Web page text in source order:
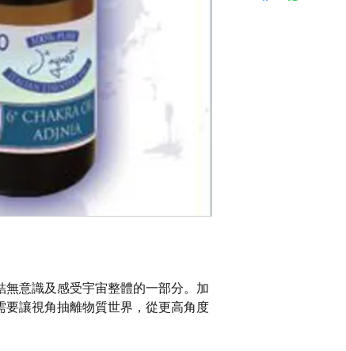
意識及感受宇宙整體的一部分。加
讓視角抽離物質世界，從更高角度